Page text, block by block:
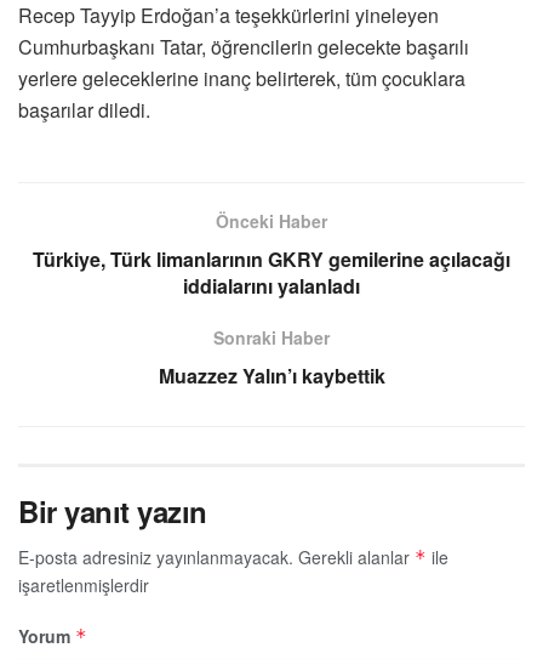
Recep Tayyip Erdoğan’a teşekkürlerini yineleyen
Cumhurbaşkanı Tatar, öğrencilerin gelecekte başarılı
yerlere geleceklerine inanç belirterek, tüm çocuklara
başarılar diledi.
Önceki Haber
Türkiye, Türk limanlarının GKRY gemilerine açılacağı
iddialarını yalanladı
Sonraki Haber
Muazzez Yalın’ı kaybettik
Bir yanıt yazın
E-posta adresiniz yayınlanmayacak. Gerekli alanlar * ile
işaretlenmişlerdir
Yorum *